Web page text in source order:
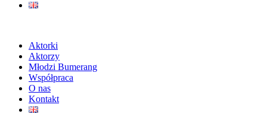
Aktorki
Aktorzy
Młodzi Bumerang
Współpraca
O nas
Kontakt